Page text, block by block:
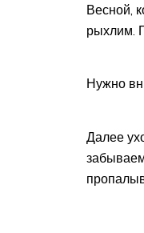
Весной,
рыхлим.
Нужно
Далее